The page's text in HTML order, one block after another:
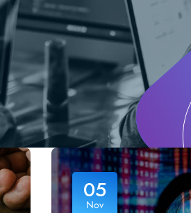
05
Nov